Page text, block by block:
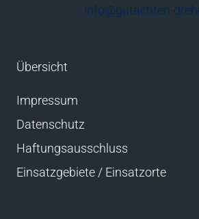
info@gutachten-
Übersicht
Impressum
Datenschutz
Haftungsausschluss
Einsatzgebiete / Einsatzorte